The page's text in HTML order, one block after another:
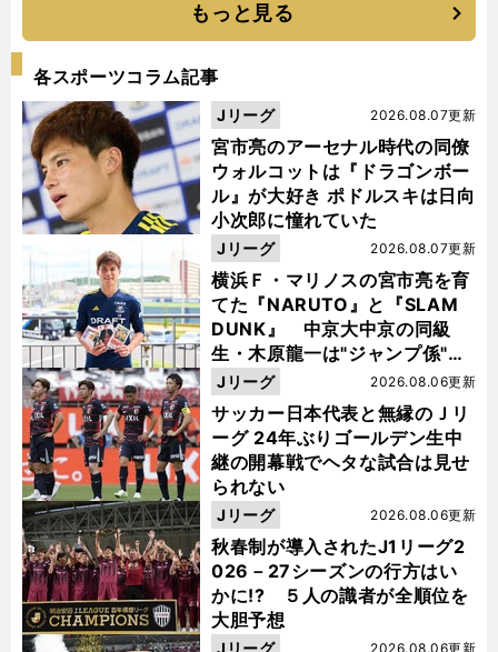
もっと見る
各スポーツコラム記事
宮市亮のアーセナル時代の同僚
ウォルコットは『ドラゴンボー
ル』が大好き ポドルスキは日向
小次郎に憧れていた
2026.08.07更新
Jリーグ
横浜Ｆ・マリノスの宮市亮を育
てた『NARUTO』と『SLAM
DUNK』 中京大中京の同級
生・木原龍一は"ジャンプ係"だ
った
2026.08.07更新
Jリーグ
サッカー日本代表と無縁のＪリ
ーグ 24年ぶりゴールデン生中
継の開幕戦でヘタな試合は見せ
られない
2026.08.06更新
Jリーグ
秋春制が導入されたJ1リーグ2
026－27シーズンの行方はい
かに!? ５人の識者が全順位を
大胆予想
2026.08.06更新
Jリーグ
2026.08.06更新